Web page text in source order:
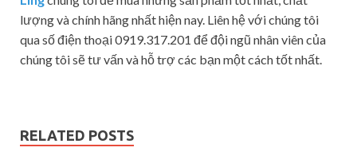
lượng và chính hãng nhất hiện nay. Liên hệ với chúng tôi
qua số điện thoại 0919.317.201 để đội ngũ nhân viên của
chúng tôi sẽ tư vấn và hỗ trợ các bạn một cách tốt nhất.
RELATED POSTS